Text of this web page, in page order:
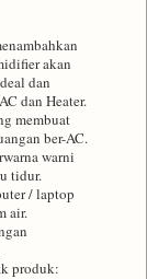
akan
dan
dan Heater.
membuat
ber-AC.
warni
tidur.
/ laptop
air.
produk: